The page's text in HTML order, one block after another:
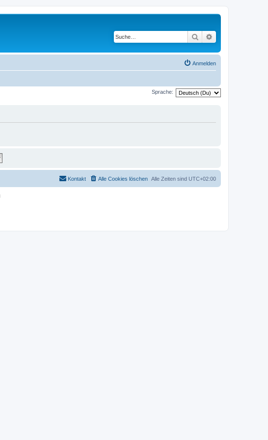
Suche
Anmelden
Sprache:
Alle Zeiten sind UTC+02:00
Alle Cookies löschen
Kontakt